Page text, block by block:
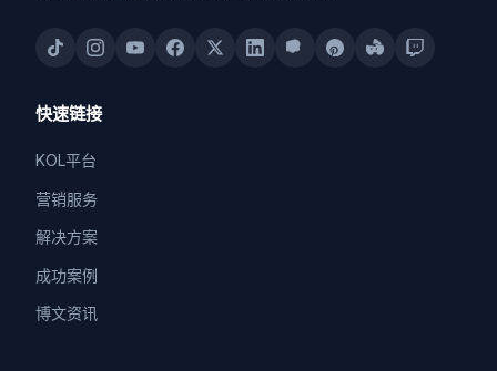
快速链接
KOL平台
营销服务
解决方案
成功案例
博文资讯